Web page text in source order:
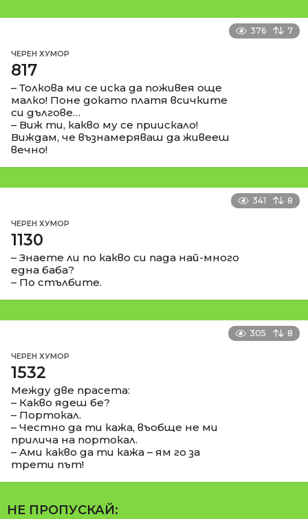
376 7
ЧЕРЕН ХУМОР
817
– Толкова ми се иска да поживея още
малко! Поне докато платя всичките
си дългове…
– Виж ти, какво му се приискало!
Виждам, че възнамеряваш да живееш
вечно!
341 8
ЧЕРЕН ХУМОР
1130
– Знаете ли по какво си пада най-много
една баба?
– По стълбите.
305 8
ЧЕРЕН ХУМОР
1532
Между две прасета:
– Какво ядеш бе?
– Портокал.
– Честно да ти кажа, въобще не ми
прилича на портокал.
– Ами какво да ти кажа – ям го за
трети път!
НЕ ПРОПУСКАЙ: